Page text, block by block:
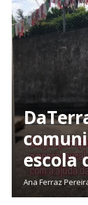
escola
Ana Ferraz